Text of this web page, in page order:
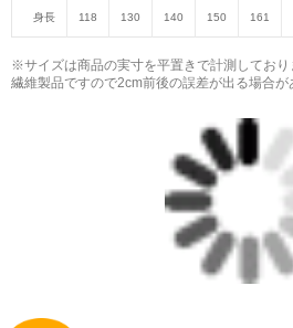
身長 118 130 140 150 161
※サイズは商品の実寸を平置きで計測しており
繊維製品ですので2cm前後の誤差が出る場合が